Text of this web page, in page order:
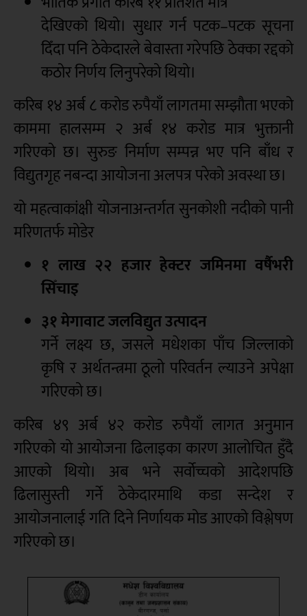
देखिएको थियो। सुधार गर्न पटक–पटक सूचना
दिँदा पनि ठेकेदारले बेवास्ता गरेपछि ठेक्का रद्दको
कठोर निर्णय लिनुपरेको थियो।
करिब १४ अर्ब ८ करोड रुपैयाँ लागतमा सम्झौता भएको
काममा हालसम्म २ अर्ब १४ करोड मात्र भुक्तानी
गरिएको छ। सुरुङ निर्माण सम्पन्न भए पनि बाँध र
विद्युतगृह नबन्दा आयोजना अलपत्र परेको अवस्था छ।
यो महत्वाकांक्षी योजनाअन्तर्गत सुनकोशी नदीको पानी
मरिणतर्फ मोडेर
१ लाख २२ हजार हेक्टर जमिनमा वर्षैभरी
सिँचाइ
३१ मेगावाट जलविद्युत उत्पादन
गर्ने लक्ष्य छ, जसले मधेशका पाँच जिल्लाको
कृषि र अर्थतन्त्रमा ठूलो परिवर्तन ल्याउने अपेक्षा
गरिएको छ।
करिब ४९ अर्ब ४२ करोड रुपैयाँ लागत अनुमान
गरिएको यो आयोजना ढिलाइका कारण आलोचित हुँदै
आएको थियो। अब भने सर्वोच्चको आदेशपछि
ढिलासुस्ती गर्ने ठेकेदारमाथि कडा सन्देश र
आयोजनालाई गति दिने निर्णायक मोड आएको विश्लेषण
गरिएको छ।